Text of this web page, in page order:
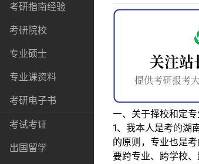
考研指南经验
考研院校
专业硕士
专业课资料
考研电子书
考试考证
出国留学
一、关于择校和定专
1、我本人是考的湖
的原则，专业也是
要跨专业、跨学校